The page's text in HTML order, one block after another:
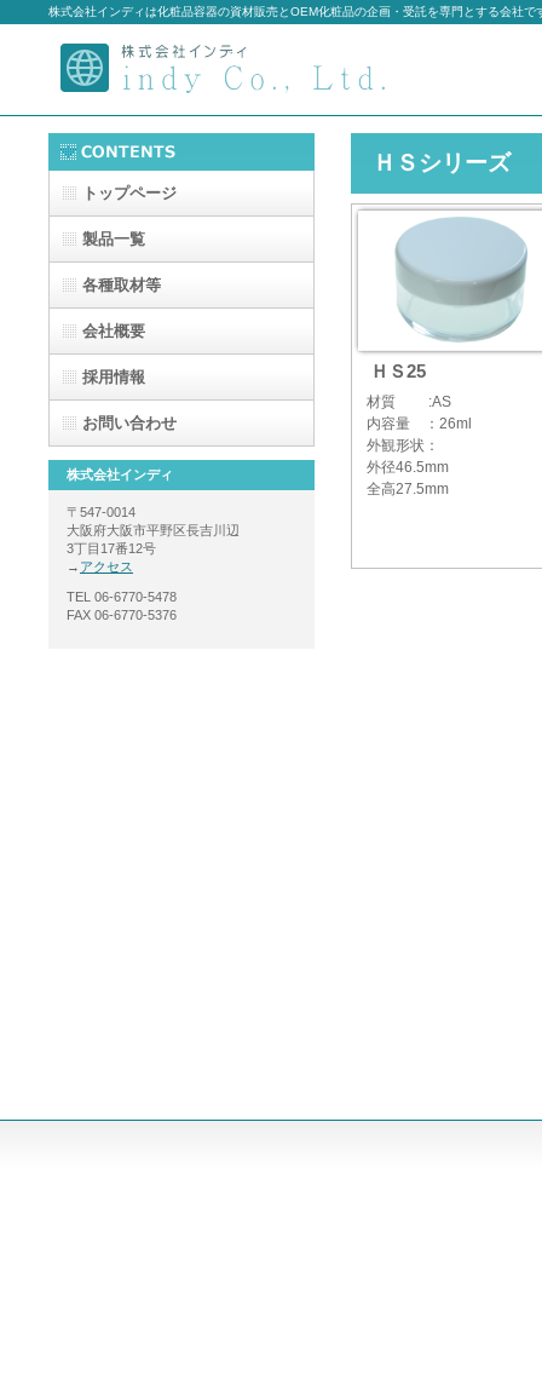
株式会社インディは化粧品容器の資材販売とOEM化粧品の企画・受託を専門とする会社で
ＨＳシリーズ
ＨＳ25
材質 :AS
内容量 ：26ml
外観形状：
外径46.5mm
全高27.5mm
トップページ
製品一覧
各種取材等
会社概要
採用情報
お問い合わせ
株式会社インディ
〒547-0014
大阪府大阪市平野区長吉川辺
3丁目17番12号
→ アクセス
TEL 06-6770-5478
FAX 06-6770-5376